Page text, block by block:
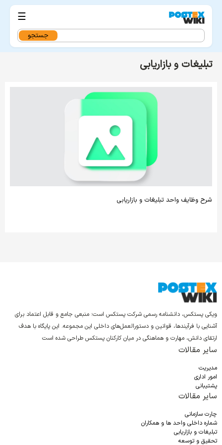
☰
جستجو
برای:
تبلیغات و بازاریابی
شرح وظایف واحد تبلیغات و بازاریابی
ویکی پستکس، دانشنامه رسمی شرکت پستکس است؛ منبعی جامع و قابل اعتماد برای
آشنایی با فرآیندها، قوانین و دستورالعمل‌های داخلی این مجموعه. این پایگاه با هدف
ارتقای دانش، مهارت و هماهنگی در میان کارکنان پستکس طراحی شده است
سایر مقالات
مدیریت
امور اداری
پشتیبانی
سایر مقالات
چارت سازمانی
شماره داخلی واحد ها و همکاران
تبلیغات و بازاریابی
تحقیق و توسعه